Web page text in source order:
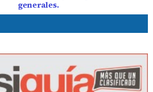
generales.